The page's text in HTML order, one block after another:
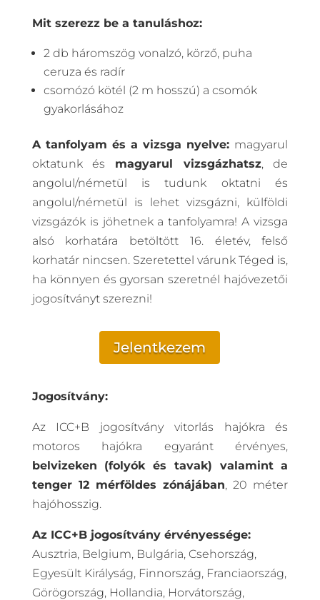
Mit szerezz be a tanuláshoz:
2 db háromszög vonalzó, körző, puha
ceruza és radír
csomózó kötél (2 m hosszú) a csomók
gyakorlásához
A tanfolyam és a vizsga nyelve: magyarul
oktatunk és magyarul vizsgázhatsz, de
angolul/németül is tudunk oktatni és
angolul/németül is lehet vizsgázni, külföldi
vizsgázók is jöhetnek a tanfolyamra! A vizsga
alsó korhatára betöltött 16. életév, felső
korhatár nincsen. Szeretettel várunk Téged is,
ha könnyen és gyorsan szeretnél hajóvezetői
jogosítványt szerezni!
Jelentkezem
Jogosítvány:
Az ICC+B jogosítvány vitorlás hajókra és
motoros hajókra egyaránt érvényes,
belvizeken (folyók és tavak) valamint a
tenger 12 mérföldes zónájában, 20 méter
hajóhosszig.
Az ICC+B jogosítvány érvényessége:
Ausztria, Belgium, Bulgária, Csehország,
Egyesült Királyság, Finnország, Franciaország,
Görögország, Hollandia, Horvátország,